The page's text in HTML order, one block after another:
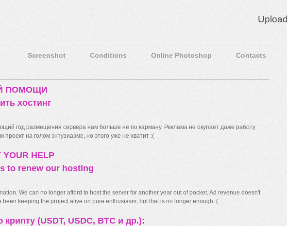
Upload
Screenshot Conditions Online Photoshop Contacts
ПОМОЩИ
хостинг
год размещения сервера нам больше не по карману. Реклама не окупает даже работу
на голом энтузиазме, но этого уже не хватит :(
YOUR HELP
to renew our hosting
We can no longer afford to host the server for another year out of pocket. Ad revenue doesn't
been keeping the project alive on pure enthusiasm, but that is no longer enough :(
(USDT, USDC, BTC и др.):